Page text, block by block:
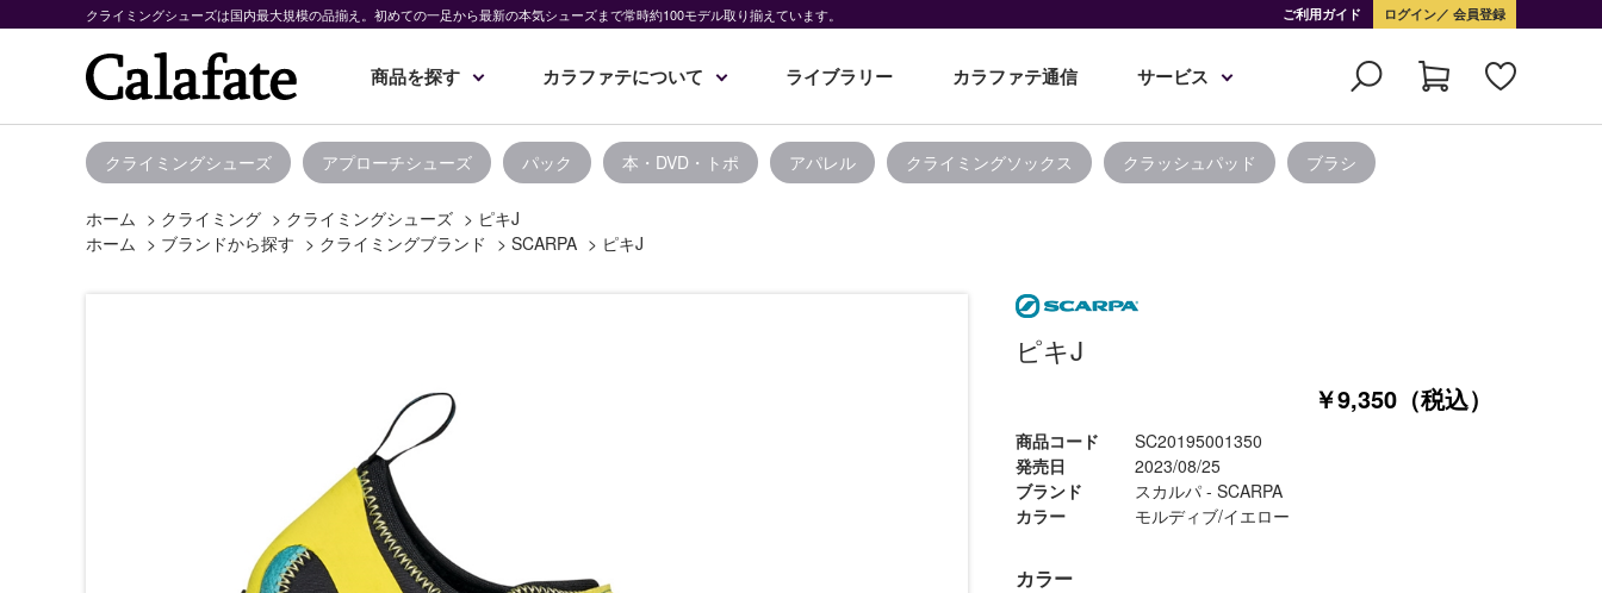
クライミングシューズは国内最大規模の品揃え。初めての一足から最新の本気シューズまで常時約100モデル取り揃えています。 ご利用ガイド ログイン 会員登録
商品を探す カラファテについて ライブラリー カラファテ通信 サービス
クライミングシューズ アプローチシューズ パック 本・DVD・トポ アパレル クライミングソックス クラッシュパッド ブラシ
ホーム > クライミング > クライミングシューズ > ピキJ
ホーム > ブランドから探す > クライミングブランド > SCARPA > ピキJ
ピキJ
￥9,350（税込）
商品コード
SC20195001350
発売日
2023/08/25
ブランド
スカルパ - SCARPA
カラー
モルディブ/イエロー
カラー